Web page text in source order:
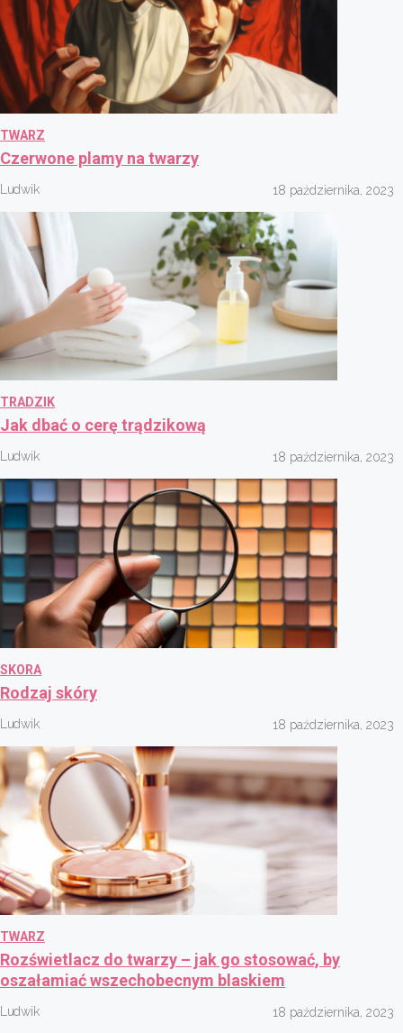
TWARZ
Czerwone plamy na twarzy
Ludwik 18 października, 2023
TRADZIK
Jak dbać o cerę trądzikową
Ludwik 18 października, 2023
SKORA
Rodzaj skóry
Ludwik 18 października, 2023
TWARZ
Rozświetlacz do twarzy – jak go stosować, by
oszałamiać wszechobecnym blaskiem
Ludwik 18 października, 2023